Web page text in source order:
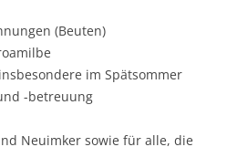
(Beuten)
im Spätsommer
-betreuung
Neuimker sowie für alle, die